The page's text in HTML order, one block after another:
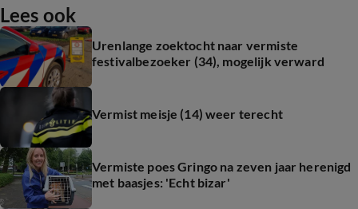
Lees ook
Urenlange zoektocht naar vermiste
festivalbezoeker (34), mogelijk verward
Vermist meisje (14) weer terecht
Vermiste poes Gringo na zeven jaar herenigd
met baasjes: 'Echt bizar'